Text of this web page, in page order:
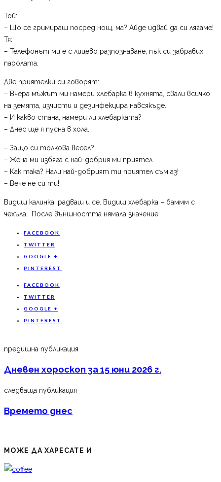
Той:
– Що се гримираш посред нощ, ма? Айде идвай да си лягаме!
Тя:
– Телефонът ми е с лицево разпознаване, пък си забравих
паролата.
Две приятелки си говорят:
– Вчера мъжът ми намери хлебарка в кухнята, свали всичко
на земята, изчисти и дезинфекцира навсякъде.
– И какво стана, намери ли хлебарката?
– Днес ще я пусна в хола.
– Защо си толкова весел?
– Жена ми избяга с най-добрия ми приятел.
– Как така? Нали най-добрият ти приятел съм аз!
– Вече не си ти!
Видиш калинка, радваш и се. Видиш хлебарка – баммм с
чехъла… После външността нямала значение…
FACEBOOK
TWITTER
GOOGLE +
PINTEREST
FACEBOOK
TWITTER
GOOGLE +
PINTEREST
предишна публикация
Дневен хороскоп за 15 юни 2026 г.
следваща публикация
Времето днес
МОЖЕ ДА ХАРЕСАТЕ И